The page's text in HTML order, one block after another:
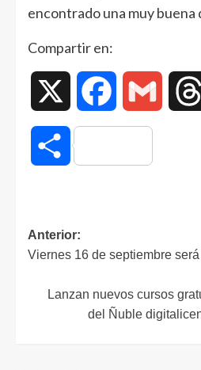
encontrado una muy buena
Compartir en:
Facebook Gmail
Compartir
Anterior:
Viernes 16 de septiembre
Lanzan nuevos cursos
del Ñuble